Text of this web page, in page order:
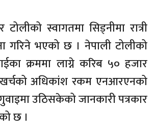
स्वागतमा सिड्नीमा रात्री
गरिने भएको छ । नेपाली टोलीको
क्रममा लाग्ने करिब ५० हजार
खर्चको अधिकांश रकम एनआरएनको
उठिसकेको जानकारी पत्रकार
छ ।